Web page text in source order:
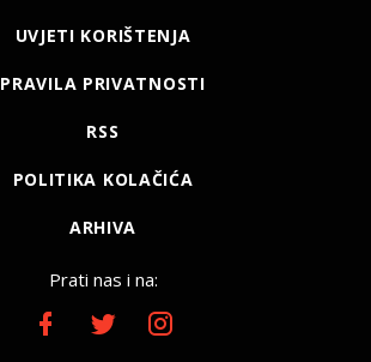
UVJETI KORIŠTENJA
PRAVILA PRIVATNOSTI
RSS
POLITIKA KOLAČIĆA
ARHIVA
Prati nas i na: